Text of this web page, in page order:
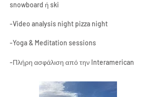
snowboard ή ski
-Video analysis night pizza night
-Yoga & Meditation sessions
-Πλήρη ασφάλιση από την Interamerican